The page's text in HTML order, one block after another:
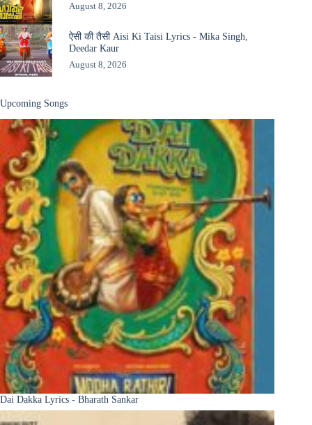
August 8, 2026
ऐसी की तैसी Aisi Ki Taisi Lyrics - Mika Singh,
Deedar Kaur
August 8, 2026
Upcoming Songs
Dai Dakka Lyrics - Bharath Sankar